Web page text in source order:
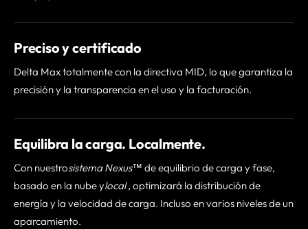
Preciso y certificado
Delta Max totalmente con la directiva MID, lo que garantiza la
precisión y la transparencia en el uso y la facturación.
Equilibra la carga. Localmente.
Con nuestrosistema Nexus™ de equilibrio de carga y fase,
basado en la nube ylocal, optimizará la distribución de
energía y la velocidad de carga. Incluso en varios niveles de un
aparcamiento.